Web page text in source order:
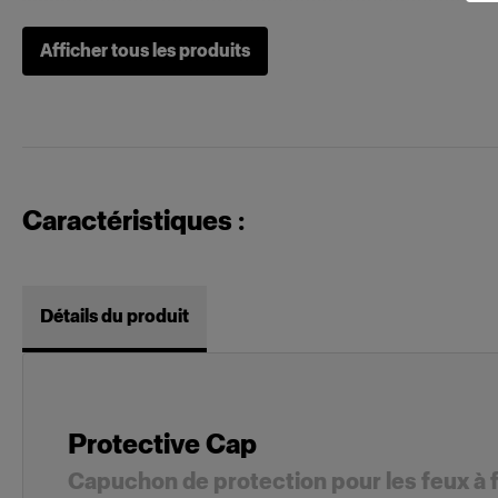
Afficher tous les produits
Caractéristiques :
Détails du produit
Protective Cap
Capuchon de protection pour les feux à